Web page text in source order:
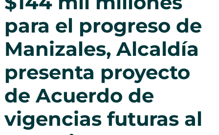
para el progreso de
Manizales, Alcaldía
presenta proyecto
de Acuerdo de
vigencias futuras al